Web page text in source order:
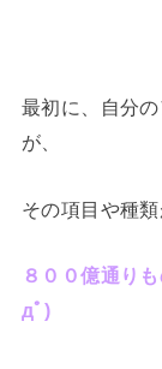
最初に、自分
が、
その項目や種
８００億通り
дﾟ)